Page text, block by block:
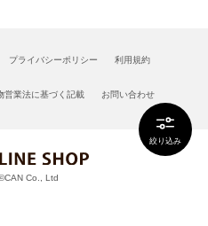
絞り込み
プライバシーポリシー 利用規約
営業法に基づく記載 お問い合わせ
Co., Ltd